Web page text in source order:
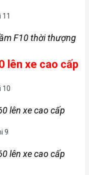
F10 thời thượng
lên xe cao cấp
lên xe cao cấp
lên xe cao cấp